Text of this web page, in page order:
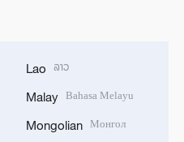
Lao ລາວ
Malay Bahasa Melayu
Mongolian Монгол